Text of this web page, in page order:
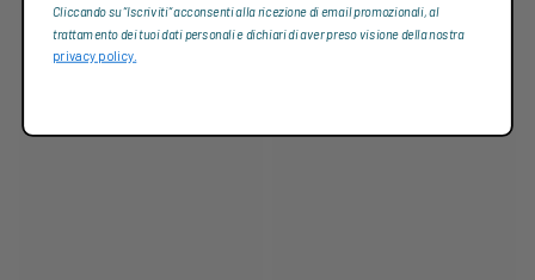
Cliccando su “Iscriviti“ acconsenti alla ricezione di email promozionali, al
trattamento dei tuoi dati personali e dichiari di aver preso visione della nostra
privacy policy.